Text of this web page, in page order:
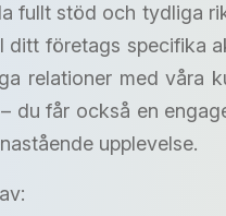
fullt stöd och tydliga
ditt företags specifika
relationer med våra
du får också en
upplevelse.